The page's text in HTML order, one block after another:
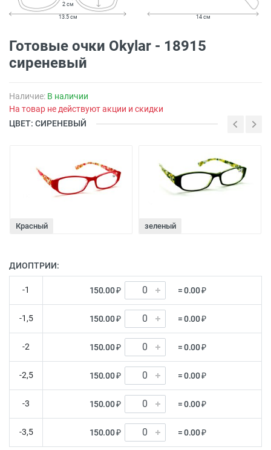
2 см
13.5 см 14 см
Готовые очки Okylar - 18915
сиреневый
Наличие: В наличии
На товар не действуют акции и скидки
ЦВЕТ: СИРЕНЕВЫЙ
Красный зеленый
ДИОПТРИИ:
-1 150.00 ₽ = 0.00 ₽
-1,5 150.00 ₽ = 0.00 ₽
-2 150.00 ₽ = 0.00 ₽
-2,5 150.00 ₽ = 0.00 ₽
-3 150.00 ₽ = 0.00 ₽
-3,5 150.00 ₽ = 0.00 ₽